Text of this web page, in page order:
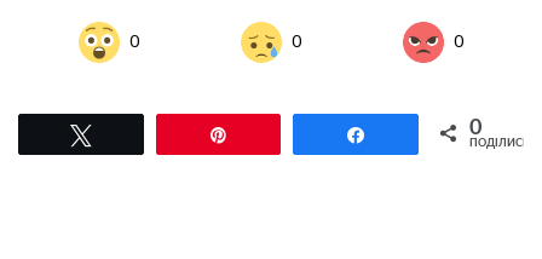
0 0 0
Поділитися0
ПОДІЛИСЬ